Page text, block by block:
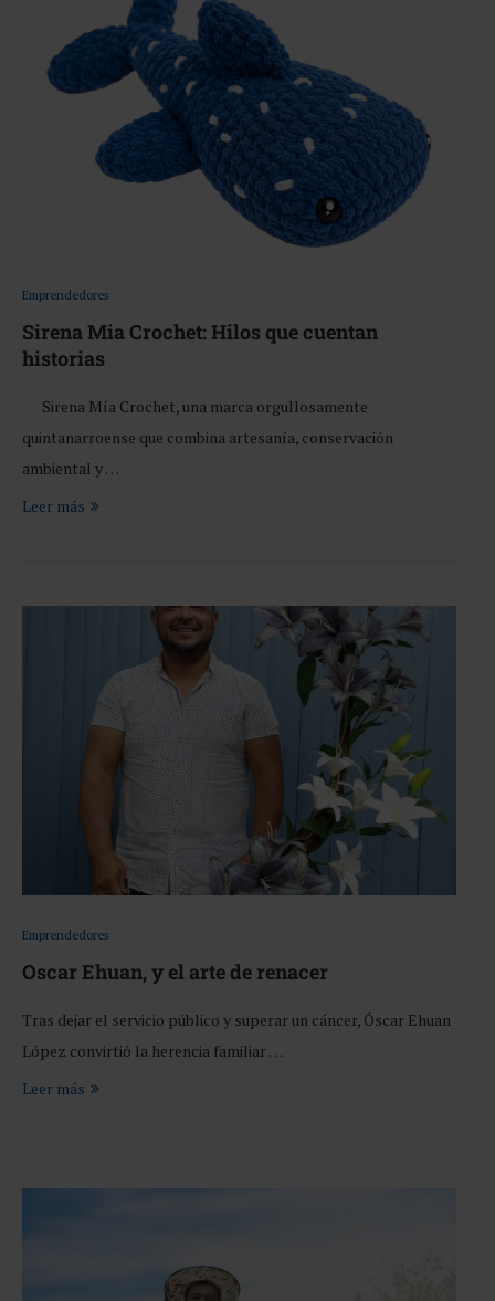
Emprendedores
Sirena Mia Crochet: Hilos que cuentan
historias
Sirena Mía Crochet, una marca orgullosamente
quintanarroense que combina artesanía, conservación
ambiental y …
Leer más
Emprendedores
Oscar Ehuan, y el arte de renacer
Tras dejar el servicio público y superar un cáncer, Óscar Ehuan
López convirtió la herencia familiar …
Leer más